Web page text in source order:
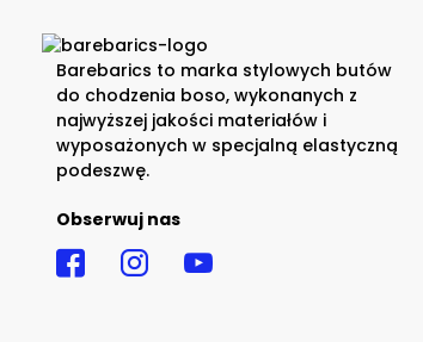
Barebarics to marka stylowych butów
do chodzenia boso, wykonanych z
najwyższej jakości materiałów i
wyposażonych w specjalną elastyczną
podeszwę.
Obserwuj nas